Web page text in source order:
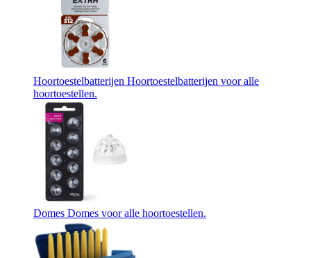
Hoortoestelbatterijen Hoortoestelbatterijen voor alle
hoortoestellen.
Domes Domes voor alle hoortoestellen.